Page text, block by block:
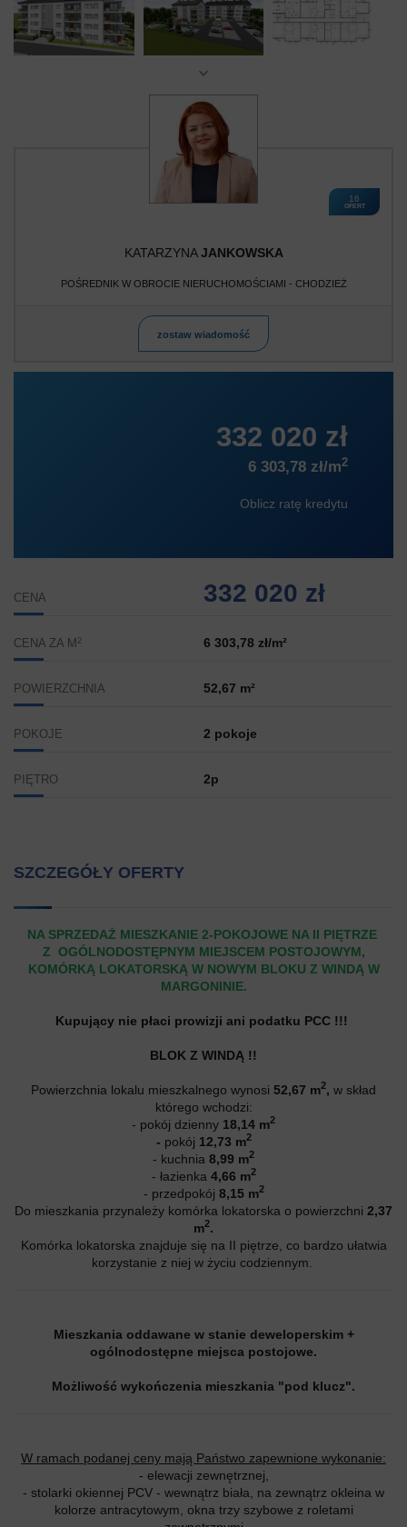
16
OFERT
KATARZYNAJANKOWSKA
POŚREDNIK W OBROCIE NIERUCHOMOŚCIAMI - CHODZIEŻ
zostaw wiadomość
332 020 zł
6 303,78 zł/m2
Oblicz ratę kredytu
CENA 332 020 zł
CENA ZA M 2 6 303,78 zł/m²
POWIERZCHNIA 52,67 m²
POKOJE 2 pokoje
PIĘTRO 2p
SZCZEGÓŁY OFERTY
NA SPRZEDAŻ MIESZKANIE 2-POKOJOWE NA II PIĘTRZE
Z OGÓLNODOSTĘPNYM MIEJSCEM POSTOJOWYM,
KOMÓRKĄ LOKATORSKĄ W NOWYM BLOKU Z WINDĄ W
MARGONINIE.
Kupujący nie płaci prowizji ani podatku PCC !!!
BLOK Z WINDĄ !!
Powierzchnia lokalu mieszkalnego wynosi 52,67 m2, w skład
którego wchodzi:
- pokój dzienny 18,14 m2
- pokój 12,73 m2
- kuchnia 8,99 m2
- łazienka 4,66 m2
- przedpokój 8,15 m2
Do mieszkania przynależy komórka lokatorska o powierzchni 2,37
m2.
Komórka lokatorska znajduje się na II piętrze, co bardzo ułatwia
korzystanie z niej w życiu codziennym.
Mieszkania oddawane w stanie deweloperskim +
ogólnodostępne miejsca postojowe.
Możliwość wykończenia mieszkania "pod klucz".
W ramach podanej ceny mają Państwo zapewnione wykonanie:
- elewacji zewnętrznej,
- stolarki okiennej PCV - wewnątrz biała, na zewnątrz okleina w
kolorze antracytowym, okna trzy szybowe z roletami